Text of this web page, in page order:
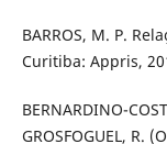
BARROS, M. P.
Curitiba: Appris,
BERNARDINO-
GROSFOGUEL, R.